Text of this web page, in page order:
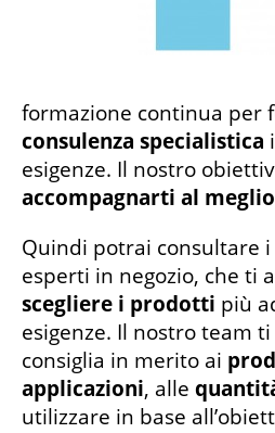
formazione continua per
consulenza specialistica
esigenze. Il nostro
accompagnarti al meglio
Quindi potrai consultare
esperti in negozio, che ti
scegliere i prodotti più
esigenze. Il nostro team
consiglia in merito ai
applicazioni, alle
utilizzare in base